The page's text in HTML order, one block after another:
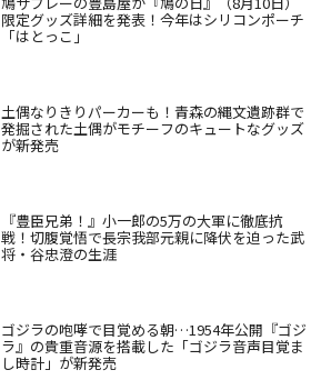
限定グッズ詳細を発表！今年はシリコンポーチ
「はとっこ」
土偶なりきりパーカーも！青森の縄文遺跡群で
発掘された土偶がモチーフのキュートなグッズ
が新発売
『豊臣兄弟！』小一郎の5万の大軍に徹底抗
戦！切腹覚悟で長宗我部元親に降伏を迫った武
将・谷忠澄の生涯
ゴジラの咆哮で目覚める朝…1954年公開『ゴジ
ラ』の貴重音源を搭載した「ゴジラ音声目覚ま
し時計」が新発売